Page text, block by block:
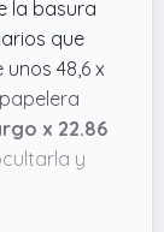
la basura
que
48,6 x
x 22.86
y
nada